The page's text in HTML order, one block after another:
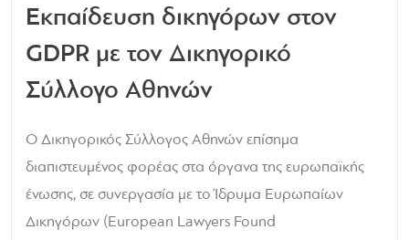
Εκπαίδευση δικηγόρων στον
GDPR με τον Δικηγορικό
Σύλλογο Αθηνών
Ο Δικηγορικός Σύλλογος Αθηνών επίσημα
διαπιστευμένος φορέας στα όργανα της ευρωπαϊκής
ένωσης, σε συνεργασία με το Ίδρυμα Ευρωπαίων
Δικηγόρων (European Lawyers Found